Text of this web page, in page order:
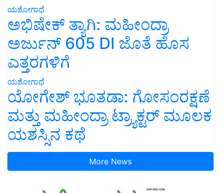
ಯಶೋಗಾಥೆ
ಅಭಿಷೇಕ್ ತ್ಯಾಗಿ: ಮಹೀಂದ್ರಾ
ಅರ್ಜುನ್ 605 DI ಜೊತೆ ಹೊಸ
ಎತ್ತರಗಳಿಗೆ
ಯಶೋಗಾಥೆ
ಯೋಗೇಶ್ ಭೂತಡಾ: ಗೋಸಂರಕ್ಷಣೆ
ಮತ್ತು ಮಹೀಂದ್ರಾ ಟ್ರ್ಯಾಕ್ಟರ್ ಮೂಲಕ
ಯಶಸ್ಸಿನ ಕಥೆ
More News